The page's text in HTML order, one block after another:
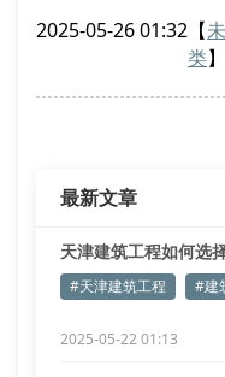
满足行业标准，又能
2025-05-26 01:32 【
类】
最新文章
天津建筑工程如何选
#天津建筑工程 #建
2025-05-22 01:13